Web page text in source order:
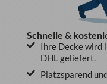
Schnelle &
Ihre Decke wird
DHL geliefert.
Platzsparend